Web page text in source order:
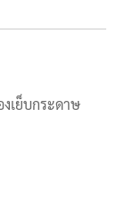
งเย็บกระดาษ